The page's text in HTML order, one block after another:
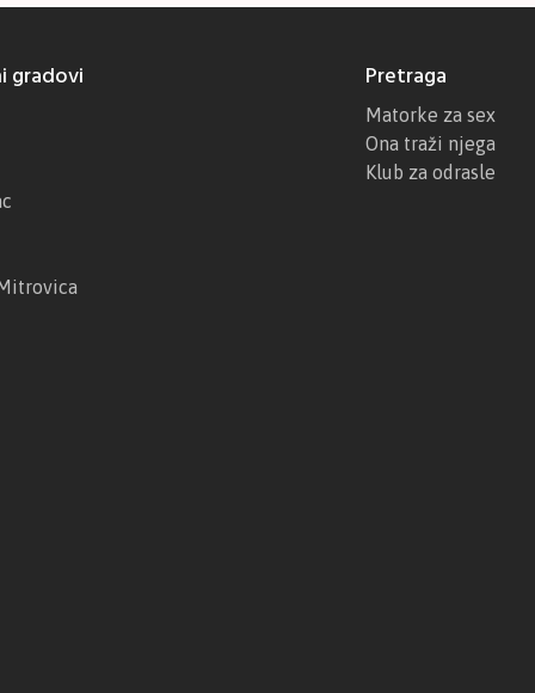
gradovi Pretraga
Matorke za sex
Ona traži njega
Klub za odrasle